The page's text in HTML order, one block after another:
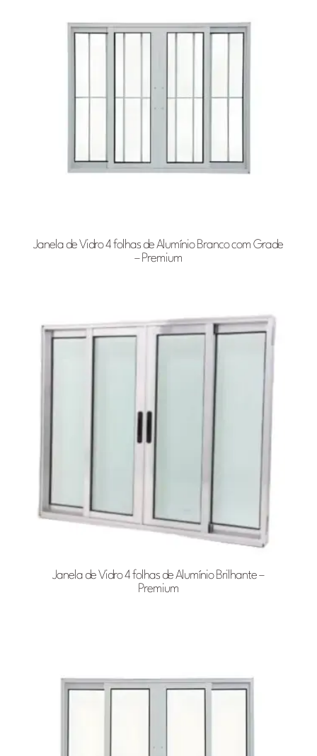
Janela de Vidro 4 folhas de Alumínio Branco com Grade
– Premium
Janela de Vidro 4 folhas de Alumínio Brilhante –
Premium